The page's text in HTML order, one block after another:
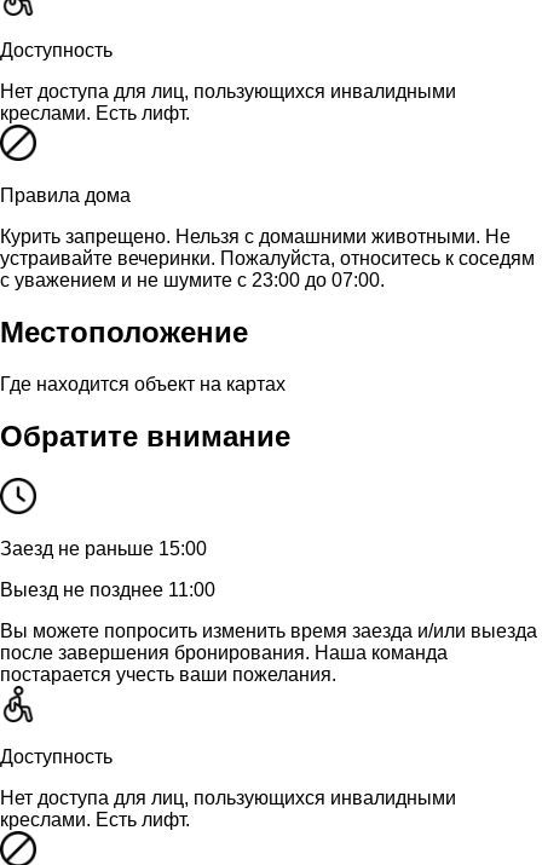
Доступность
Нет доступа для лиц, пользующихся инвалидными
креслами. Есть лифт.
Правила дома
Курить запрещено. Нельзя с домашними животными. Не
устраивайте вечеринки. Пожалуйста, относитесь к соседям
с уважением и не шумите с 23:00 до 07:00.
Местоположение
Где находится объект на картах
Обратите внимание
Заезд не раньше 15:00
Выезд не позднее 11:00
Вы можете попросить изменить время заезда и/или выезда
после завершения бронирования. Наша команда
постарается учесть ваши пожелания.
Доступность
Нет доступа для лиц, пользующихся инвалидными
креслами. Есть лифт.